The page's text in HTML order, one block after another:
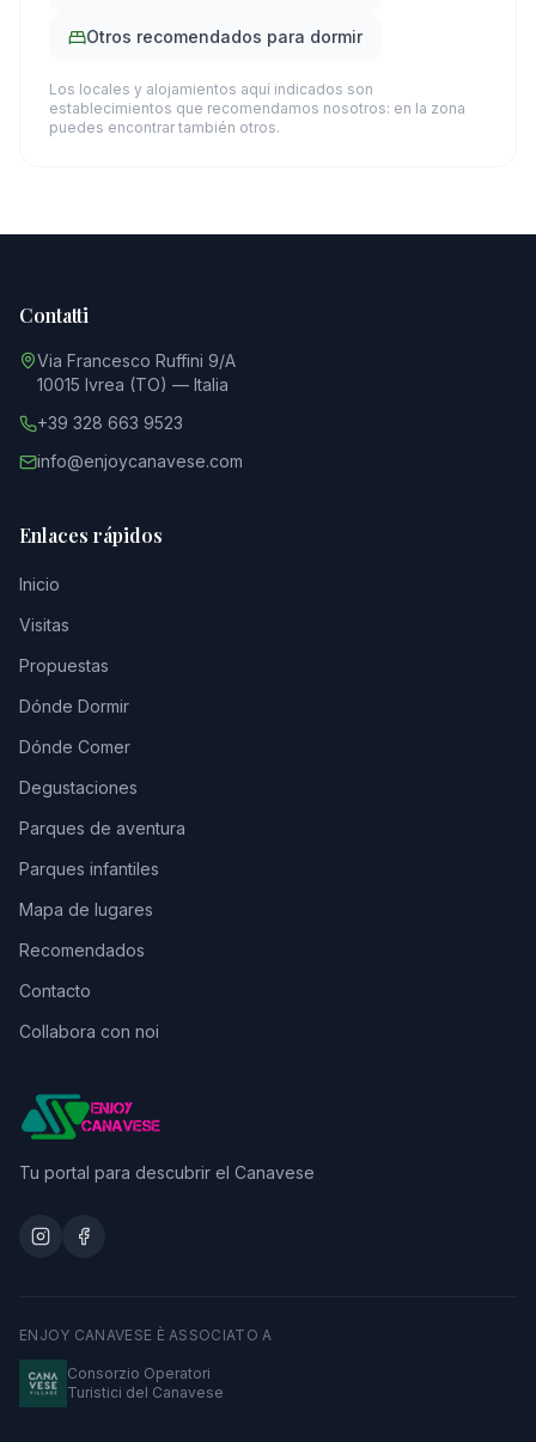
Otros recomendados para dormir
Los locales y alojamientos aquí indicados son
establecimientos que recomendamos nosotros: en la zona
puedes encontrar también otros.
Tu portal para descubrir el Canavese
ENJOY CANAVESE È ASSOCIATO A
Consorzio Operatori
Turistici del Canavese
Enlaces rápidos
Inicio
Visitas
Propuestas
Dónde Dormir
Dónde Comer
Degustaciones
Parques de aventura
Parques infantiles
Mapa de lugares
Recomendados
Contacto
Collabora con noi
Contatti
Via Francesco Ruffini 9/A
10015 Ivrea (TO) — Italia
+39 328 663 9523
info@enjoycanavese.com